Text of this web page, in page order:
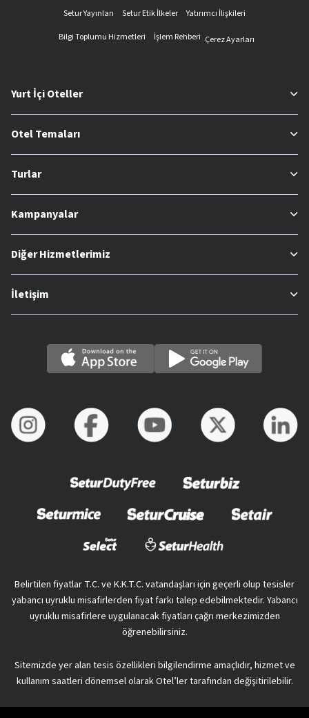
Setur Yayınları
Setur Etik İlkeler
Yatırımcı İlişkileri
Bilgi Toplumu Hizmetleri
İşlem Rehberi Çerez Ayarları
Yurt İçi Oteller
Otel Temaları
Turlar
Kampanyalar
Diğer Hizmetlerimiz
İletişim
Belirtilen fiyatlar T.C. ve K.K.T.C. vatandaşları için geçerli olup tesisler
yabancı uyruklu misafirlerden fiyat farkı talep edebilmektedir. Yabancı
uyruklu misafirlere uygulanacak fiyatları çağrı merkezimizden
öğrenebilirsiniz.
Sitemizde yer alan tesis özellikleri bilgilendirme amaçlıdır, hizmet ve
kullanım saatleri dönemsel olarak Otel’ler tarafından değişitirilebilir.